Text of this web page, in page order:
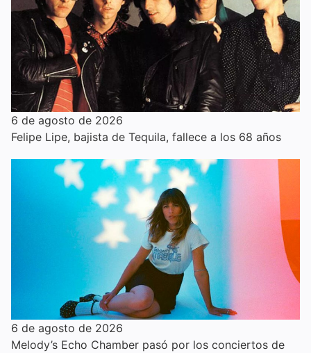
6 de agosto de 2026
Felipe Lipe, bajista de Tequila, fallece a los 68 años
6 de agosto de 2026
Melody’s Echo Chamber pasó por los conciertos de